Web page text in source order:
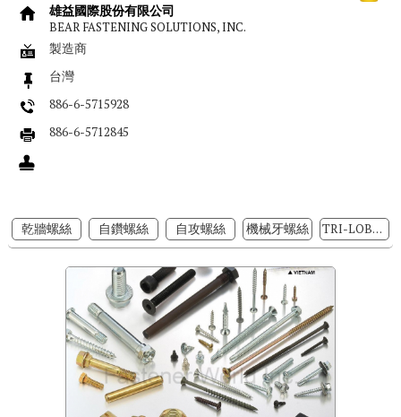
雄益國際股份有限公司
BEAR FASTENING SOLUTIONS, INC.
製造商
台灣
886-6-5715928
886-6-5712845
乾牆螺絲 自鑽螺絲 自攻螺絲 機械牙螺絲 TRI-LOBULAR螺絲